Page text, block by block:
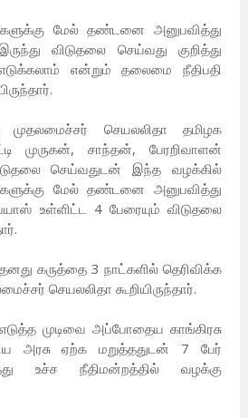
மேல் தண்டனை அனுபவித்து
விடுதலை செய்வது குறித்து
எடுக்கலாம் என்றும் தலைமை நீதிபதி
முதலமைச்சர் செயலலிதா தமிழக
முருகன், சாந்தன், பேரறிவாளன்
செய்வதுடன் இந்த வழக்கில்
மேல் தண்டனை அனுபவித்து
உள்ளிட்ட 4 பேரையும் விடுதலை
கருத்தை 3 நாட்களில் தெரிவிக்க
செயலலிதா கூறியிருந்தார்.
முடிவை அப்போதைய காங்கிரசு
அரசு ஏற்க மறுத்ததுடன் 7 பேர்
உச்ச நீதிமன்றத்தில் வழக்கு